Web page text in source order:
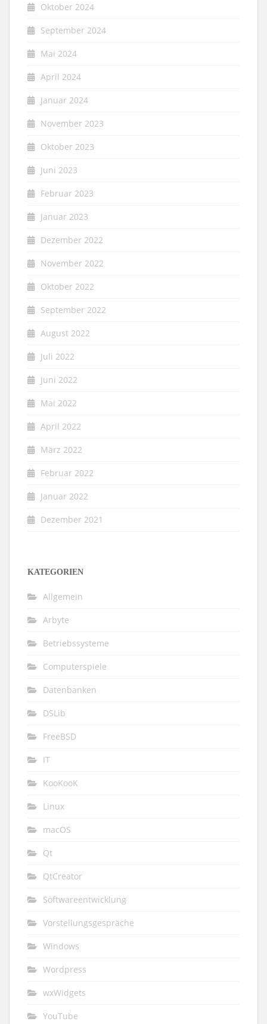
Oktober 2024
September 2024
Mai 2024
April 2024
Januar 2024
November 2023
Oktober 2023
Juni 2023
Februar 2023
Januar 2023
Dezember 2022
November 2022
Oktober 2022
September 2022
August 2022
Juli 2022
Juni 2022
Mai 2022
April 2022
März 2022
Februar 2022
Januar 2022
Dezember 2021
KATEGORIEN
Allgemein
Arbyte
Betriebssysteme
Computerspiele
Datenbanken
DSLib
FreeBSD
IT
KooKooK
Linux
macOS
Qt
QtCreator
Softwareentwicklung
Vorstellungsgespräche
Windows
Wordpress
wxWidgets
YouTube